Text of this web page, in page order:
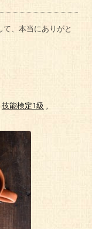
、本当にありがと
技能検定1級 ,